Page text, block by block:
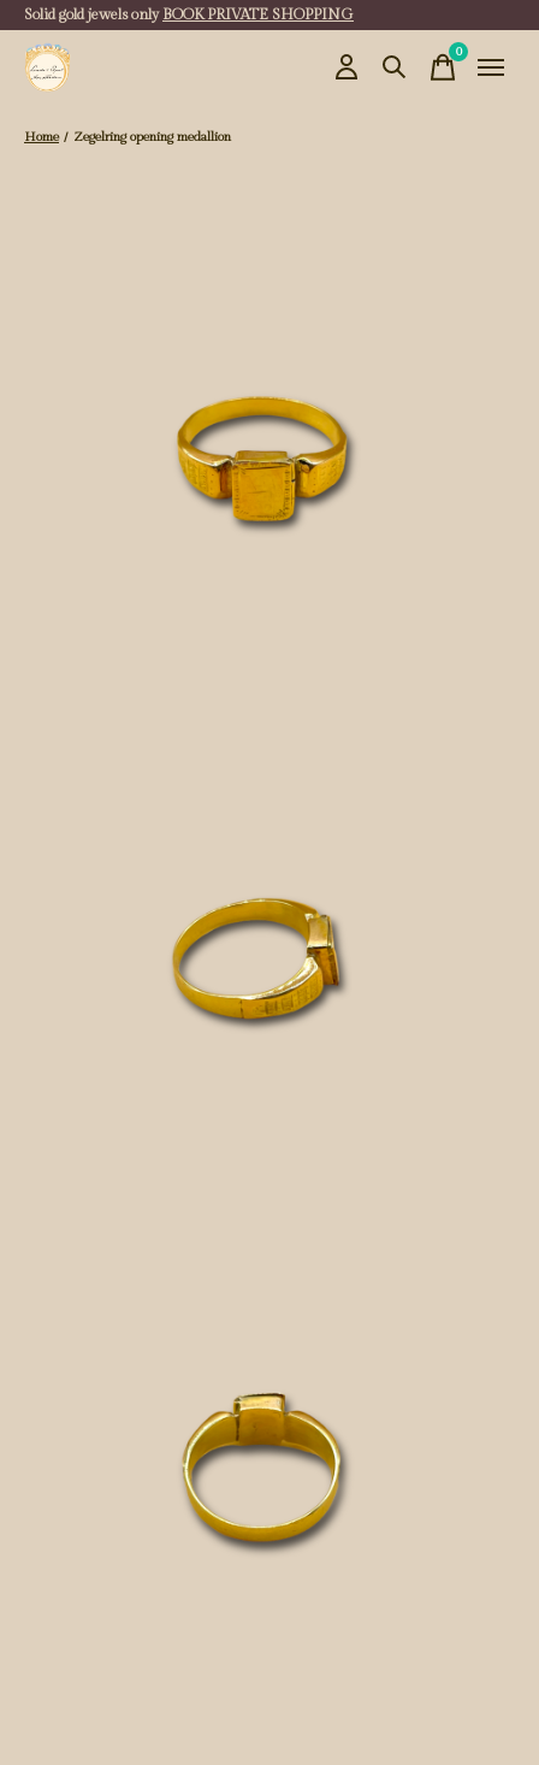
Solid gold jewels only BOOK PRIVATE SHOPPING
0items
Home / Zegelring opening medallion